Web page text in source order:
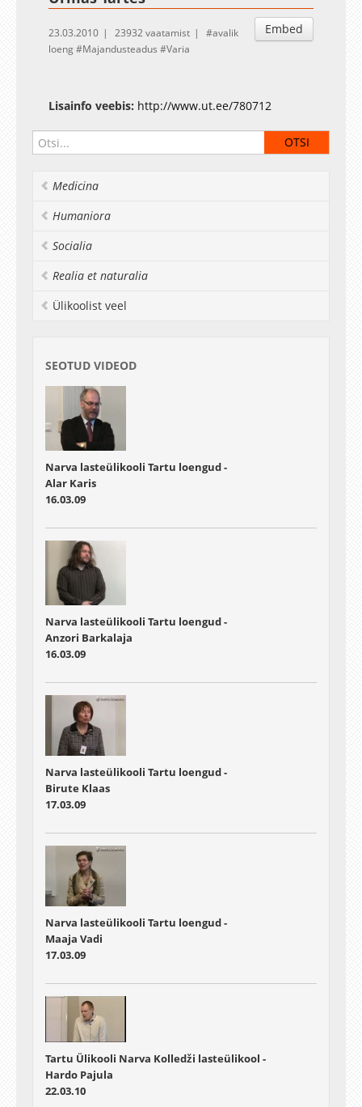
Embed
23.03.2010 23932 vaatamist
avalik
loeng
Majandusteadus Varia
Lisainfo veebis: http://www.ut.ee/780712
Medicina
Humaniora
Socialia
Realia et naturalia
Ülikoolist veel
SEOTUD VIDEOD
Narva lasteülikooli Tartu loengud -
Alar Karis
16.03.09
Narva lasteülikooli Tartu loengud -
Anzori Barkalaja
16.03.09
Narva lasteülikooli Tartu loengud -
Birute Klaas
17.03.09
Narva lasteülikooli Tartu loengud -
Maaja Vadi
17.03.09
Tartu Ülikooli Narva Kolledži lasteülikool -
Hardo Pajula
22.03.10